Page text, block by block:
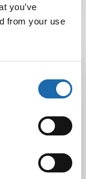
you’ve
from your use